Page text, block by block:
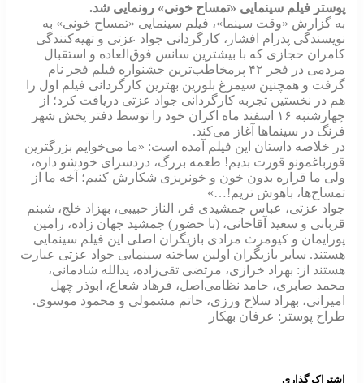
پوستر فیلم سینمایی «تمساح خونی» رونمایی شد.
به گزارش «وقت سینما»، فیلم سینمایی «تمساح‌ خونی» به
نویسندگی پدرام افشار، کارگردانی جواد عزتی و تهیه‌کنندگی
کامران حجازی که با بیشترین سانس فوق‌العاده و استقبال
مردمی در فجر ۴۲ پرمخاطب‌ترین جشنواره فیلم فجر نام
گرفت و همچنین سیمرغ بلورین بهترین کارگردانی فیلم اول را
هم در نخستین تجربه کارگردانی جواد عزتی دریافت کرد؛ از
چهارشنبه ۱۶ اسفند‌ ماه اکران خود را توسط دفتر پخش شهر
فرنگ در سینماها آغاز می‌کند.
در خلاصه داستان این فیلم آمده‌ است: «ما می‌خوایم بزرگترین
قورباغمونو قورت بدیم! طعمه‌ بزرگ، دردسرای خودشو داره،
ولی ما قراره بدون خون و خونریزی شکارش کنیم؛ آخه ما از
تمساح‌ها، باهوش تریم!…»
جواد عزتی، عباس جمشیدی فر، الناز حبیبی، بهزاد خلج، شبنم
قربانی و سعید آقاخانی، (با حضور) جمشید جهان زاده، رامین
پورایمان و کیومرث مرادی بازیگران اصلی این فیلم سینمایی
هستند. سایر بازیگران اولین ساخته سینمایی جواد عزتی عبارت
هستند از: بهراد خرازی، مرتضی تقی‌زاده، یدالله شادمانی،
محمد صابری، حامد نظامی‌اصل، فرهاد شعاع، ابوذر چهل
امیرانی، بهراد سلاح ورزی، حاتم مشمولی و محمود موسوی.
طراح پوستر: عرفان بهکار
اشتراک گذاری